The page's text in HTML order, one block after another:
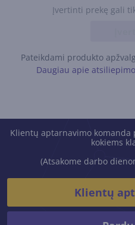
Įvertinti prekę gali
Pateikdami produkto
Daugiau apie
Klientų aptarnavimo
kokiems
(Atsakome darbo
Klientų